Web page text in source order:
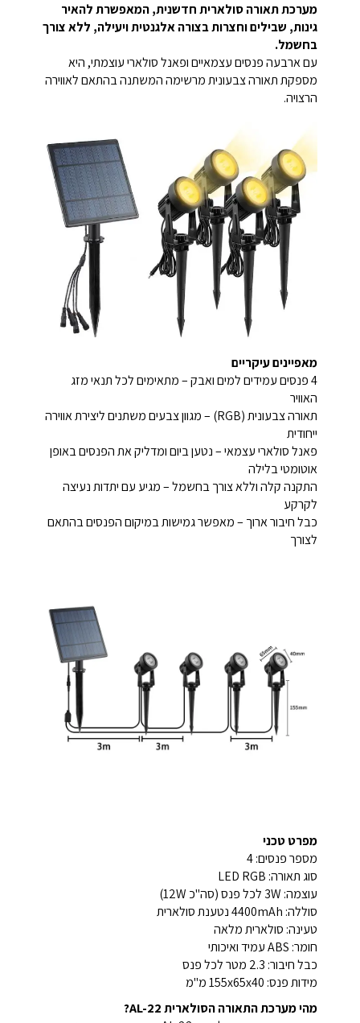
מערכת תאורה סולארית חדשנית, המאפשרת להאיר
גינות, שבילים וחצרות בצורה אלגנטית ויעילה, ללא צורך
בחשמל.
עם ארבעה פנסים עצמאיים ופאנל סולארי עוצמתי, היא
מספקת תאורה צבעונית מרשימה המשתנה בהתאם לאווירה
הרצויה.
מאפיינים עיקריים
4 פנסים עמידים למים ואבק – מתאימים לכל תנאי מזג
האוויר
תאורה צבעונית (RGB) – מגוון צבעים משתנים ליצירת אווירה
ייחודית
פאנל סולארי עצמאי – נטען ביום ומדליק את הפנסים באופן
אוטומטי בלילה
התקנה קלה וללא צורך בחשמל – מגיע עם יתדות נעיצה
לקרקע
כבל חיבור ארוך – מאפשר גמישות במיקום הפנסים בהתאם
לצורך
מפרט טכני
מספר פנסים: 4
סוג תאורה: LED RGB
עוצמה: 3W לכל פנס (סה"כ 12W)
סוללה: 4400mAh נטענת סולארית
טעינה: סולארית מלאה
חומר: ABS עמיד ואיכותי
כבל חיבור: 2.3 מטר לכל פנס
מידות פנס: 155x65x40 מ"מ
מהי מערכת התאורה הסולארית AL-22?